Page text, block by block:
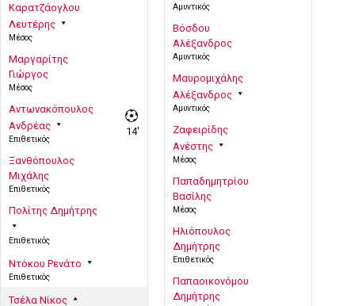
Καρατζάογλου
Λευτέρης
Μέσος
Μαργαρίτης
Γιώργος
Μέσος
Αντωνακόπουλος
Ανδρέας
Επιθετικός
14'
Ξανθόπουλος
Μιχάλης
Επιθετικός
Πολίτης Δημήτρης
Επιθετικός
Ντόκου Ρενάτο
Επιθετικός
Τσέλα Νίκος
Αμυντικός
Βόσδου
Αλέξανδρος
Αμυντικός
Μαυρομιχάλης
Αλέξανδρος
Αμυντικός
Ζαφειρίδης
Ανέστης
Μέσος
Παπαδημητρίου
Βασίλης
Μέσος
Ηλιόπουλος
Δημήτρης
Επιθετικός
Παπαοικονόμου
Δημήτρης